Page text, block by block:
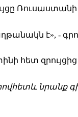
է», -
հետ
նրանք